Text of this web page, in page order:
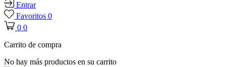
Entrar
Favoritos 0
0 0
Carrito de compra
No hay más productos en su carrito